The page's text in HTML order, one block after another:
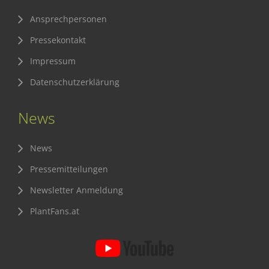
Ansprechpersonen
Pressekontakt
Impressum
Datenschutzerklärung
News
News
Pressemitteilungen
Newsletter Anmeldung
PlantFans.at